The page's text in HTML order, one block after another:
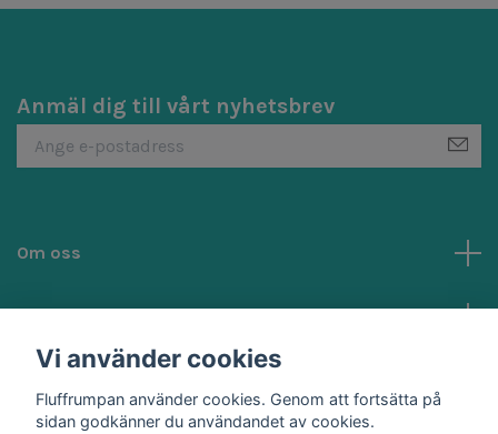
Anmäl dig till vårt nyhetsbrev
Om oss
Vi använder cookies
Fluffrumpan använder cookies. Genom att fortsätta på
sidan godkänner du användandet av cookies.